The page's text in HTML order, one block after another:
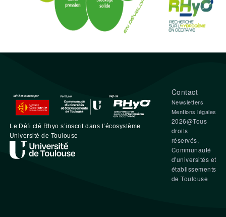
L e Défi clé Rhyo s’inscrit dans l’écosystème
Université de Toulouse
Contact
Newsletters
Mentions légales
2026@Tous
droits
réservés,
Communauté
d'universités et
établissements
de Toulouse